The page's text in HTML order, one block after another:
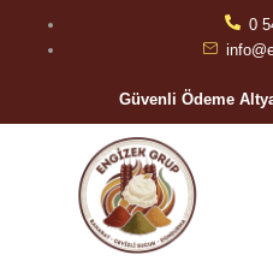
0
Güvenli Ödeme